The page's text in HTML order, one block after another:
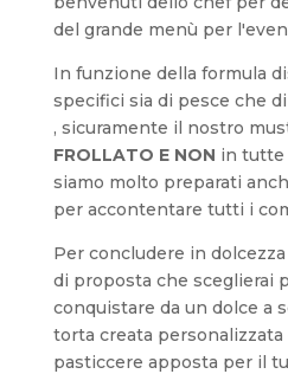
del grande menù per
In funzione della formula
specifici sia di pesce che
, sicuramente il nostro
FROLLATO E NON in tutte
siamo molto preparati
per accontentare tutti i
Per concludere in
di proposta che sceglierai
conquistare da un dolce a
torta creata
pasticcere apposta per il